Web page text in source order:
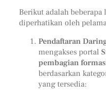
Berikut adalah
diperhatikan oleh
Pendaftaran
mengakses portal
pembagian
berdasarkan
yang tersedia: